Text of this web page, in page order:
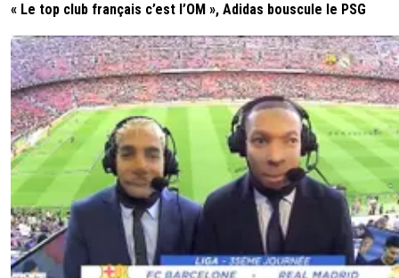
serviet 28 janvier 2023 à 13:18 +0
Ses stats sont corrects cette saison, 23 matchs/15 buts/7
assists.
0+ Répondre
seb-95 28 janvier 2023 à 14:02 +1
ouais ça parle quand meme. il a l'air bon.
Répondre
« Le top club français c’est l’OM », Adidas bouscule le PSG